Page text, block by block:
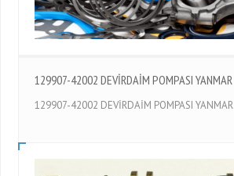
129907-42002 DEVİRDAİM POMPASI YANMAR
129907-42002 DEVİRDAİM POMPASI YANMAR